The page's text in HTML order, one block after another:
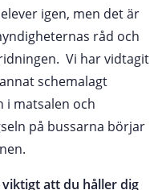
igen, men det är
råd och
Vi har vidtagit
schemalagt
i matsalen och
på bussarna börjar
att du håller dig